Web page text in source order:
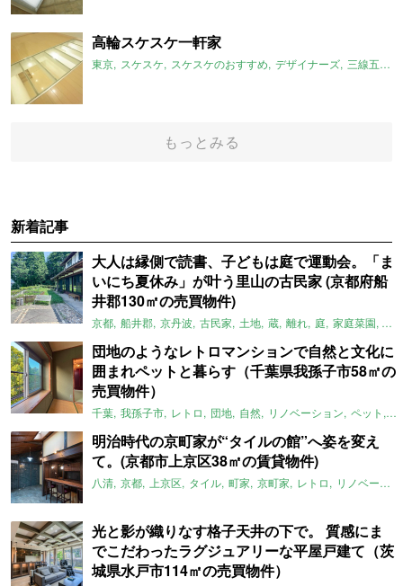
高輪スケスケ一軒家
東京 スケスケ スケスケのおすすめ デザイナーズ 三線五駅
もっとみる
新着記事
大人は縁側で読書、子どもは庭で運動会。「ま
いにち夏休み」が叶う里山の古民家 (京都府船
井郡130㎡の売買物件)
京都 船井郡 京丹波 古民家 土地 蔵 離れ 庭 家庭菜園 倉
団地のようなレトロマンションで自然と文化に
囲まれペットと暮らす（千葉県我孫子市58㎡の
売買物件）
千葉 我孫子市 レトロ 団地 自然 リノベーション ペット
明治時代の京町家が“タイルの館”へ姿を変え
て。(京都市上京区38㎡の賃貸物件)
八清 京都 上京区 タイル 町家 京町家 レトロ リノベーション
光と影が織りなす格子天井の下で。 質感にま
でこだわったラグジュアリーな平屋戸建て（茨
城県水戸市114㎡の売買物件）